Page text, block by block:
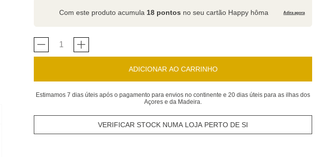
Com este produto acumula 18 pontos no seu cartão Happy hôma Adira agora
ADICIONAR AO CARRINHO
Estimamos 7 dias úteis após o pagamento para envios no continente e 20 dias úteis para as ilhas dos
Açores e da Madeira.
VERIFICAR STOCK NUMA LOJA PERTO DE SI